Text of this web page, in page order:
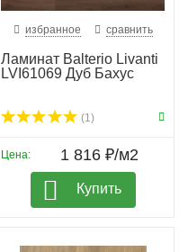
избранное сравнить
Ламинат Balterio Livanti
LVI61069 Дуб Бахус
(1)
Цена: 1 816 ₽/м2
Купить